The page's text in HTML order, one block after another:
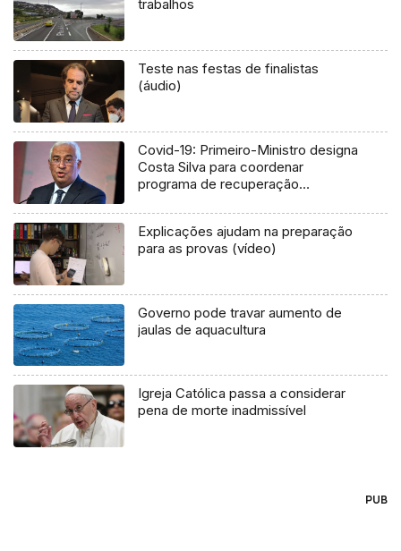
trabalhos
Teste nas festas de finalistas
(áudio)
Covid-19: Primeiro-Ministro designa
Costa Silva para coordenar
programa de recuperação
Explicações ajudam na preparação
para as provas (vídeo)
Governo pode travar aumento de
jaulas de aquacultura
Igreja Católica passa a considerar
pena de morte inadmissível
PUB